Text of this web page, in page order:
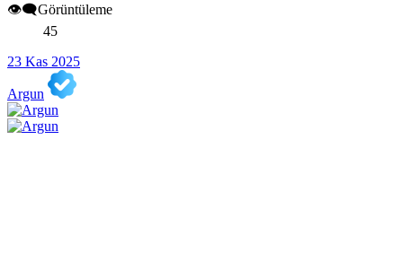
👁️‍🗨️Görüntüleme
45
23 Kas 2025
Argun